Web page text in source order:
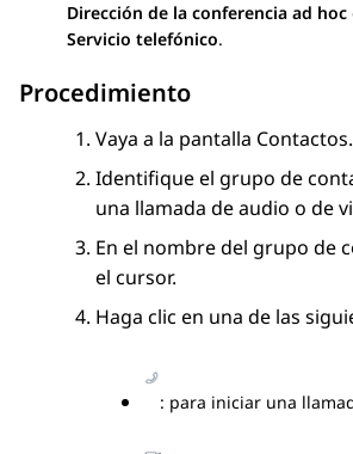
Dirección de la conferencia ad hoc
Servicio telefónico.
Procedimiento
Vaya a la pantalla Contactos.
Identifique el grupo de
una llamada de audio o de
En el nombre del grupo de
el cursor.
Haga clic en una de las
: para iniciar una